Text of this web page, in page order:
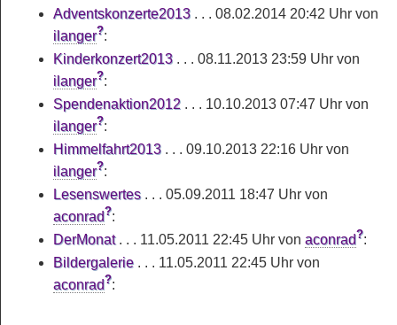
Adventskonzerte2013 . . . 08.02.2014 20:42 Uhr von
ilanger?:
Kinderkonzert2013 . . . 08.11.2013 23:59 Uhr von
ilanger?:
Spendenaktion2012 . . . 10.10.2013 07:47 Uhr von
ilanger?:
Himmelfahrt2013 . . . 09.10.2013 22:16 Uhr von
ilanger?:
Lesenswertes. . . 05.09.2011 18:47 Uhr von
aconrad?:
DerMonat. . . 11.05.2011 22:45 Uhr von aconrad?:
Bildergalerie . . . 11.05.2011 22:45 Uhr von
aconrad?: